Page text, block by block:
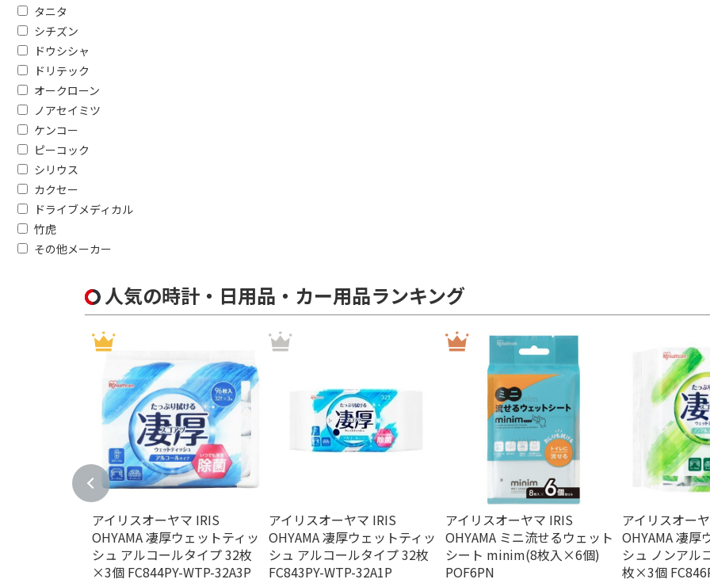
タニタ
シチズン
ドウシシャ
ドリテック
オークローン
ノアセイミツ
ケンコー
ピーコック
シリウス
カクセー
ドライブメディカル
竹虎
その他メーカー
人気の時計・日用品・カー用品ランキング
アイリスオーヤマ IRIS
OHYAMA 凄厚ウェットティッ
シュ アルコールタイプ 32枚
×3個 FC844PY-WTP-32A3P
アイリスオーヤマ IRIS
OHYAMA 凄厚ウェットティッ
シュ アルコールタイプ 32枚
FC843PY-WTP-32A1P
アイリスオーヤマ IRIS
OHYAMA ミニ流せるウェット
シート minim(8枚入×6個)
POF6PN
アイリスオー
OHYAMA 凄厚
シュ ノンアル
枚×3個